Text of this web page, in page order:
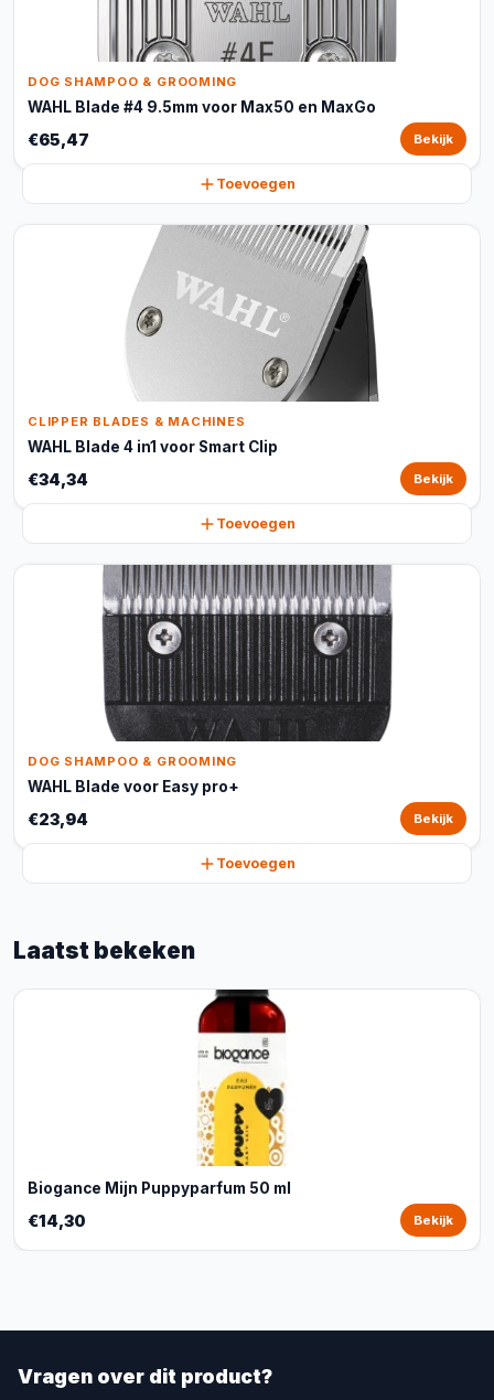
DOG SHAMPOO & GROOMING
WAHL Blade #4 9.5mm voor Max50 en MaxGo
€65,47 Bekijk
Toevoegen
CLIPPER BLADES & MACHINES
WAHL Blade 4 in1 voor Smart Clip
€34,34 Bekijk
Toevoegen
DOG SHAMPOO & GROOMING
WAHL Blade voor Easy pro+
€23,94 Bekijk
Toevoegen
Laatst bekeken
Biogance Mijn Puppyparfum 50 ml
€14,30 Bekijk
Vragen over dit product?